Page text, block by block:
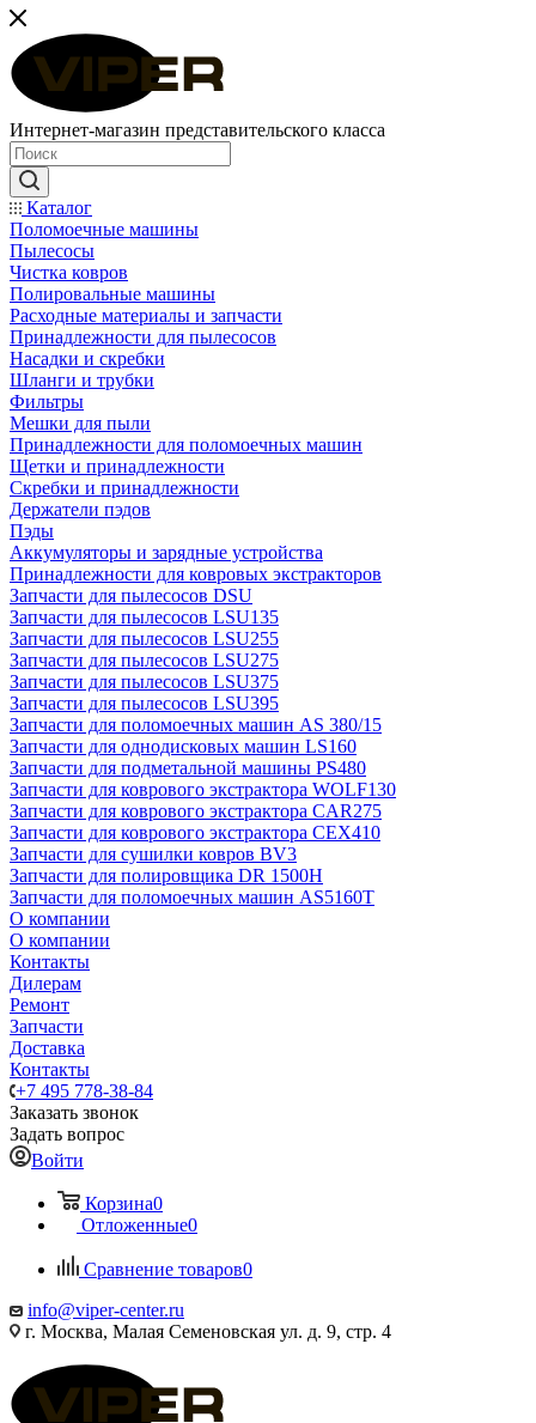
Интернет-магазин представительского класса
Каталог
Поломоечные машины
Пылесосы
Чистка ковров
Полировальные машины
Расходные материалы и запчасти
Принадлежности для пылесосов
Насадки и скребки
Шланги и трубки
Фильтры
Мешки для пыли
Принадлежности для поломоечных машин
Щетки и принадлежности
Скребки и принадлежности
Держатели пэдов
Пэды
Аккумуляторы и зарядные устройства
Принадлежности для ковровых экстракторов
Запчасти для пылесосов DSU
Запчасти для пылесосов LSU135
Запчасти для пылесосов LSU255
Запчасти для пылесосов LSU275
Запчасти для пылесосов LSU375
Запчасти для пылесосов LSU395
Запчасти для поломоечных машин AS 380/15
Запчасти для однодисковых машин LS160
Запчасти для подметальной машины PS480
Запчасти для коврового экстрактора WOLF130
Запчасти для коврового экстрактора CAR275
Запчасти для коврового экстрактора CEX410
Запчасти для сушилки ковров BV3
Запчасти для полировщика DR 1500H
Запчасти для поломоечных машин AS5160T
О компании
О компании
Контакты
Дилерам
Ремонт
Запчасти
Доставка
Контакты
+7 495 778-38-84
Заказать звонок
Задать вопрос
Войти
Корзина0
Отложенные0
Сравнение товаров0
info@viper-center.ru
г. Москва, Малая Семеновская ул. д. 9, стр. 4